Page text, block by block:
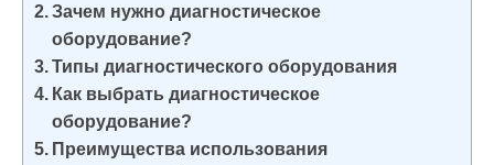
Зачем нужно диагностическое
оборудование?
Типы диагностического оборудования
Как выбрать диагностическое
оборудование?
Преимущества использования